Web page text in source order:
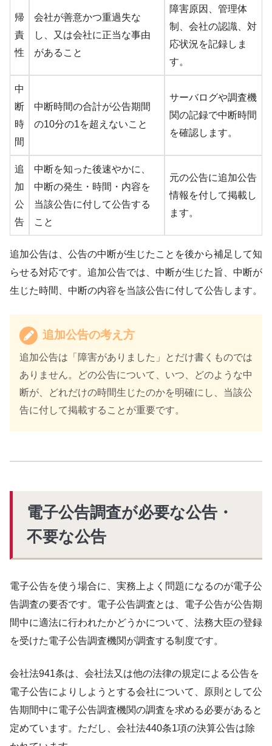
帰
責
性
会社が善意かつ重過失な
し、又は会社に正当な事由
があること
障害原因、管理体
制、会社の認識、対
応状況を記録しま
す。
中
断
時
間
中断時間の合計が公告期間
の10分の1を超えないこと
サーバログや調査機
関の記録で中断時間
を確認します。
追
加
公
告
中断を知った後速やかに、
中断の発生・時間・内容を
当該公告に付して公告する
こと
元の公告に追加公告
情報を付して掲載し
ます。
追加公告は、公告の中断が生じたことを後から補足して知
らせる対応です。追加公告では、中断が生じた旨、中断が
生じた時間、中断の内容を当該公告に付して公告します。
追加公告の考え方
追加公告は「障害がありました」とだけ書くものでは
ありません。どの公告について、いつ、どのような中
断が、どれだけの時間生じたのかを明確にし、当該公
告に付して掲載することが重要です。
電子公告調査が必要な公告・
不要な公告
電子公告を使う場合に、実務上よく問題になるのが電子公
告調査の要否です。電子公告調査とは、電子公告が公告期
間中に適法に行われたかどうかについて、法務大臣の登録
を受けた電子公告調査機関が調査する制度です。
会社法941条は、会社法又は他の法律の規定による公告を
電子公告によりしようとする会社について、原則として公
告期間中に電子公告調査機関の調査を求める必要があると
定めています。ただし、会社法440条1項の決算公告は除